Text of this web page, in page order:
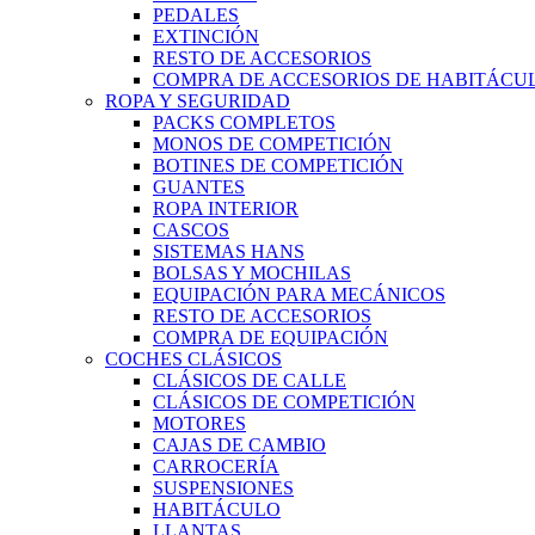
PEDALES
EXTINCIÓN
RESTO DE ACCESORIOS
COMPRA DE ACCESORIOS DE
ROPA Y SEGURIDAD
PACKS COMPLETOS
MONOS DE COMPETICIÓN
BOTINES DE COMPETICIÓN
GUANTES
ROPA INTERIOR
CASCOS
SISTEMAS HANS
BOLSAS Y MOCHILAS
EQUIPACIÓN PARA MECÁNICOS
RESTO DE ACCESORIOS
COMPRA DE EQUIPACIÓN
COCHES CLÁSICOS
CLÁSICOS DE CALLE
CLÁSICOS DE COMPETICIÓN
MOTORES
CAJAS DE CAMBIO
CARROCERÍA
SUSPENSIONES
HABITÁCULO
LLANTAS